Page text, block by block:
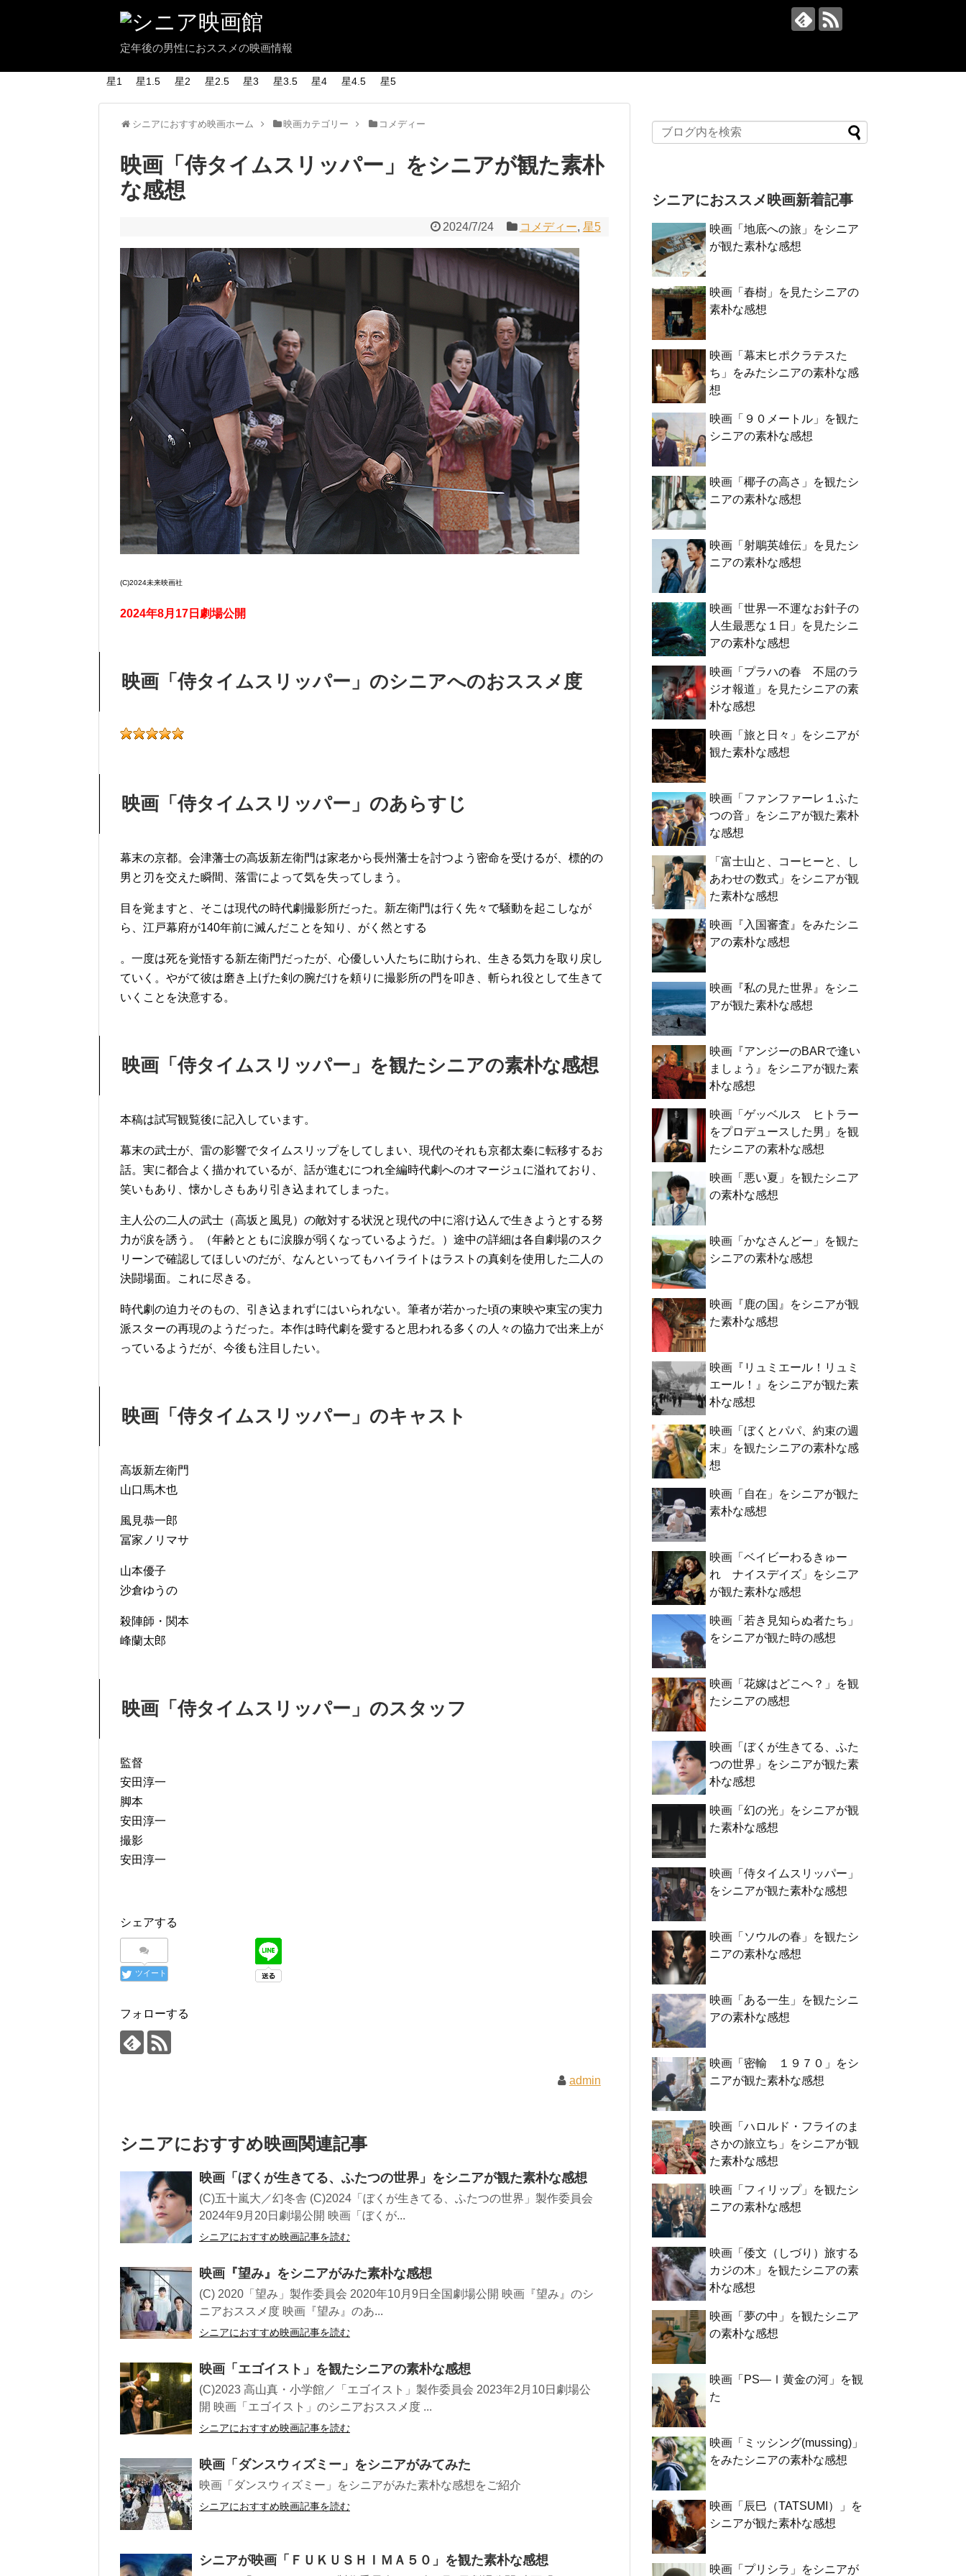
定年後の男性におススメの映画情報
星1 星1.5 星2 星2.5 星3 星3.5 星4 星4.5 星5
シニアにおすすめ映画ホーム 映画カテゴリー コメディー
映画「侍タイムスリッパー」をシニアが観た素朴
な感想
2024/7/24 コメディー, 星5
(C)2024未来映画社
2024年8月17日劇場公開
映画「侍タイムスリッパー」のシニアへのおススメ度
映画「侍タイムスリッパー」のあらすじ
幕末の京都。会津藩士の高坂新左衛門は家老から長州藩士を討つよう密命を受けるが、標的の
男と刃を交えた瞬間、落雷によって気を失ってしまう。
目を覚ますと、そこは現代の時代劇撮影所だった。新左衛門は行く先々で騒動を起こしなが
ら、江戸幕府が140年前に滅んだことを知り、がく然とする
。一度は死を覚悟する新左衛門だったが、心優しい人たちに助けられ、生きる気力を取り戻し
ていく。やがて彼は磨き上げた剣の腕だけを頼りに撮影所の門を叩き、斬られ役として生きて
いくことを決意する。
映画「侍タイムスリッパー」を観たシニアの素朴な感想
本稿は試写観覧後に記入しています。
幕末の武士が、雷の影響でタイムスリップをしてしまい、現代のそれも京都太秦に転移するお
話。実に都合よく描かれているが、話が進むにつれ全編時代劇へのオマージュに溢れており、
笑いもあり、懐かしさもあり引き込まれてしまった。
主人公の二人の武士（高坂と風見）の敵対する状況と現代の中に溶け込んで生きようとする努
力が涙を誘う。（年齢とともに涙腺が弱くなっているようだ。）途中の詳細は各自劇場のスク
リーンで確認してほしいのだが、なんといってもハイライトはラストの真剣を使用した二人の
決闘場面。これに尽きる。
時代劇の迫力そのもの、引き込まれずにはいられない。筆者が若かった頃の東映や東宝の実力
派スターの再現のようだった。本作は時代劇を愛すると思われる多くの人々の協力で出来上が
っているようだが、今後も注目したい。
映画「侍タイムスリッパー」のキャスト
高坂新左衛門
山口馬木也
風見恭一郎
冨家ノリマサ
山本優子
沙倉ゆうの
殺陣師・関本
峰蘭太郎
映画「侍タイムスリッパー」のスタッフ
監督
安田淳一
脚本
安田淳一
撮影
安田淳一
シェアする
ツイート
フォローする
admin
シニアにおすすめ映画関連記事
映画「ぼくが生きてる、ふたつの世界」をシニアが観た素朴な感想
(C)五十嵐大／幻冬舎 (C)2024「ぼくが生きてる、ふたつの世界」製作委員会
2024年9月20日劇場公開 映画「ぼくが...
シニアにおすすめ映画記事を読む
映画『望み』をシニアがみた素朴な感想
(C) 2020「望み」製作委員会 2020年10月9日全国劇場公開 映画『望み』のシ
ニアおススメ度 映画『望み』のあ...
シニアにおすすめ映画記事を読む
映画「エゴイスト」を観たシニアの素朴な感想
(C)2023 高山真・小学館／「エゴイスト」製作委員会 2023年2月10日劇場公
開 映画「エゴイスト」のシニアおススメ度 ...
シニアにおすすめ映画記事を読む
映画「ダンスウィズミー」をシニアがみてみた
映画「ダンスウィズミー」をシニアがみた素朴な感想をご紹介
シニアにおすすめ映画記事を読む
シニアが映画「ＦＵＫＵＳＨＩＭＡ５０」を観た素朴な感想
シニアにおススメ映画新着記事
映画「地底への旅」をシニア
が観た素朴な感想
映画「春樹」を見たシニアの
素朴な感想
映画「幕末ヒポクラテスた
ち」をみたシニアの素朴な感
想
映画「９０メートル」を観た
シニアの素朴な感想
映画「椰子の高さ」を観たシ
ニアの素朴な感想
映画「射鵰英雄伝」を見たシ
ニアの素朴な感想
映画「世界一不運なお針子の
人生最悪な１日」を見たシニ
アの素朴な感想
映画「プラハの春 不屈のラ
ジオ報道」を見たシニアの素
朴な感想
映画「旅と日々」をシニアが
観た素朴な感想
映画「ファンファーレ１ふた
つの音」をシニアが観た素朴
な感想
「富士山と、コーヒーと、し
あわせの数式」をシニアが観
た素朴な感想
映画『入国審査』をみたシニ
アの素朴な感想
映画『私の見た世界』をシニ
アが観た素朴な感想
映画『アンジーのBARで逢い
ましょう』をシニアが観た素
朴な感想
映画「ゲッベルス ヒトラー
をプロデュースした男」を観
たシニアの素朴な感想
映画「悪い夏」を観たシニア
の素朴な感想
映画「かなさんどー」を観た
シニアの素朴な感想
映画『鹿の国』をシニアが観
た素朴な感想
映画『リュミエール！リュミ
エール！』をシニアが観た素
朴な感想
映画「ぼくとパパ、約束の週
末」を観たシニアの素朴な感
想
映画「自在」をシニアが観た
素朴な感想
映画「ベイビーわるきゅー
れ ナイスデイズ」をシニア
が観た素朴な感想
映画「若き見知らぬ者たち」
をシニアが観た時の感想
映画「花嫁はどこへ？」を観
たシニアの感想
映画「ぼくが生きてる、ふた
つの世界」をシニアが観た素
朴な感想
映画「幻の光」をシニアが観
た素朴な感想
映画「侍タイムスリッパー」
をシニアが観た素朴な感想
映画「ソウルの春」を観たシ
ニアの素朴な感想
映画「ある一生」を観たシニ
アの素朴な感想
映画「密輸 １９７０」をシ
ニアが観た素朴な感想
映画「ハロルド・フライのま
さかの旅立ち」をシニアが観
た素朴な感想
映画「フィリップ」を観たシ
ニアの素朴な感想
映画「倭文（しづり）旅する
カジの木」を観たシニアの素
朴な感想
映画「夢の中」を観たシニア
の素朴な感想
映画「PS―Ⅰ黄金の河」を観
た
映画「ミッシング(mussing)」
をみたシニアの素朴な感想
映画「辰巳（TATSUMI）」を
シニアが観た素朴な感想
映画「プリシラ」をシニアが